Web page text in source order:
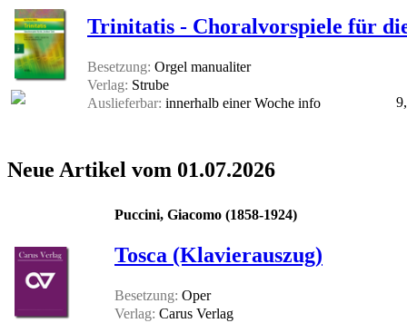
Trinitatis - Choralvorspiele für
Besetzung: Orgel manualiter
Verlag: Strube
Auslieferbar: innerhalb einer Woche info
Neue Artikel vom 01.07.2026
Puccini, Giacomo (1858-1924)
Tosca (Klavierauszug)
Besetzung: Oper
Verlag: Carus Verlag